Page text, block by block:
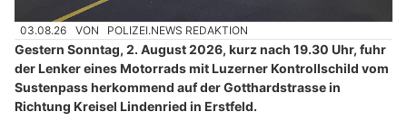
03.08.26 VON POLIZEI.NEWS REDAKTION
Gestern Sonntag, 2. August 2026, kurz nach 19.30 Uhr, fuhr
der Lenker eines Motorrads mit Luzerner Kontrollschild vom
Sustenpass herkommend auf der Gotthardstrasse in
Richtung Kreisel Lindenried in Erstfeld.